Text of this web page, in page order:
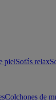
pielSofás relax
Colchones de